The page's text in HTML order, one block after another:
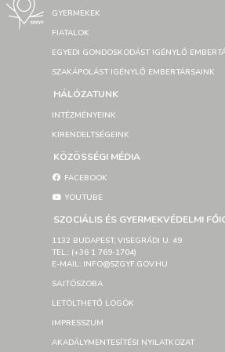
GYERMEKEK
FIATALOK
EGYEDI GONDOSKODÁST IGÉNYLŐ
SZAKÁPOLÁST IGÉNYLŐ EMBERTÁRSAINK
HÁLÓZATUNK
INTÉZMÉNYEINK
KIRENDELTSÉGEINK
KÖZÖSSÉGI MÉDIA
FACEBOOK
YOUTUBE
SZOCIÁLIS ÉS GYERMEKVÉDELMI
1132 BUDAPEST, VISEGRÁDI U. 49
TEL.: (+36 1 769-1704)
E-MAIL: INFO@SZGYF.GOV.HU
SAJTÓSZOBA
LETÖLTHETŐ LOGÓK
IMPRESSZUM
AKADÁLYMENTESÍTÉSI NYILATKOZAT